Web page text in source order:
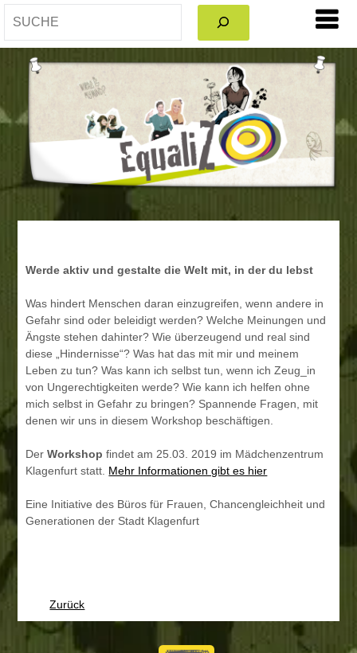
Werde aktiv und gestalte die Welt mit, in der du lebst
Was hindert Menschen daran einzugreifen, wenn andere in
Gefahr sind oder beleidigt werden? Welche Meinungen und
Ängste stehen dahinter? Wie überzeugend und real sind
diese „Hindernisse“? Was hat das mit mir und meinem
Leben zu tun? Was kann ich selbst tun, wenn ich Zeug_in
von Ungerechtigkeiten werde? Wie kann ich helfen ohne
mich selbst in Gefahr zu bringen? Spannende Fragen, mit
denen wir uns in diesem Workshop beschäftigen.
DerWorkshop findet am 25.03. 2019 im Mädchenzentrum
Klagenfurt statt. Mehr Informationen gibt es hier
Eine Initiative des Büros für Frauen, Chancengleichheit und
Generationen der Stadt Klagenfurt
Zurück